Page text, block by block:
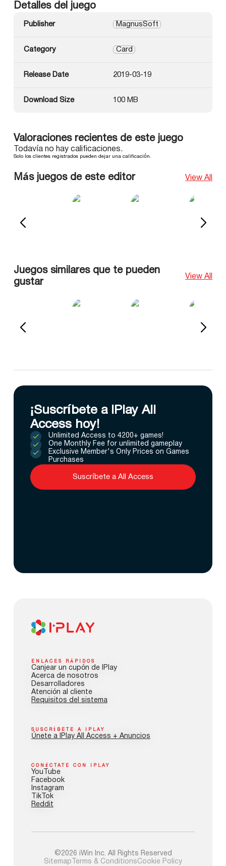
Detalles del juego
Publisher MagnusSoft
Category Card
Release Date 2019-03-19
Download Size 100 MB
Valoraciones recientes de este juego
Todavía no hay calificaciones.
Solo los clientes registrados pueden dejar una calificación.
Más juegos de este editor View All
Juegos similares que te pueden
gustar
View All
¡Suscríbete a IPlay All
Access hoy!
Unlimited Access to 4200+ games!
One Monthly Fee for unlimited gameplay
Exclusive Member's Only Prices on Games
Purchases
Suscríbete a All Access
ENLACES RÁPIDOS
Canjear un cupón de IPlay
Acerca de nosotros
Desarrolladores
Atención al cliente
Requisitos del sistema
SUSCRÍBETE A IPLAY
Únete a IPlay All Access + Anuncios
CONÉCTATE CON IPLAY
YouTube
Facebook
Instagram
TikTok
Reddit
©2026 iWin Inc. All Rights Reserved
Sitemap Terms & ConditionsCookie Policy